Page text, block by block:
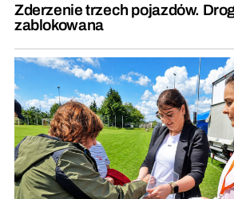
Zderzenie trzech pojazdów.
zablokowana